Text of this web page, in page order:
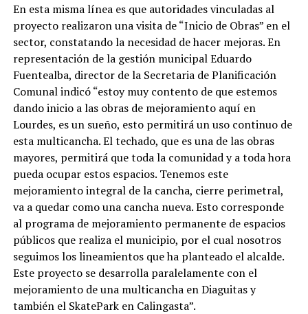
En esta misma línea es que autoridades vinculadas al
proyecto realizaron una visita de “Inicio de Obras” en el
sector, constatando la necesidad de hacer mejoras. En
representación de la gestión municipal Eduardo
Fuentealba, director de la Secretaria de Planificación
Comunal indicó “estoy muy contento de que estemos
dando inicio a las obras de mejoramiento aquí en
Lourdes, es un sueño, esto permitirá un uso continuo de
esta multicancha. El techado, que es una de las obras
mayores, permitirá que toda la comunidad y a toda hora
pueda ocupar estos espacios. Tenemos este
mejoramiento integral de la cancha, cierre perimetral,
va a quedar como una cancha nueva. Esto corresponde
al programa de mejoramiento permanente de espacios
públicos que realiza el municipio, por el cual nosotros
seguimos los lineamientos que ha planteado el alcalde.
Este proyecto se desarrolla paralelamente con el
mejoramiento de una multicancha en Diaguitas y
también el SkatePark en Calingasta”.